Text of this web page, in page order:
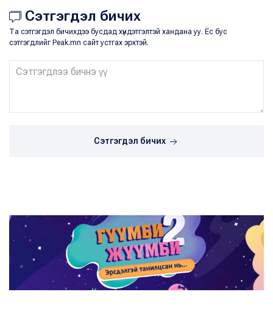
Сэтгэгдэл бичих
Та сэтгэгдэл бичихдээ бусдад хүндэтгэлтэй хандана уу. Ёс бус
сэтгэгдлийг Peak.mn сайт устгах эрхтэй.
Сэтгэгдэл бичих